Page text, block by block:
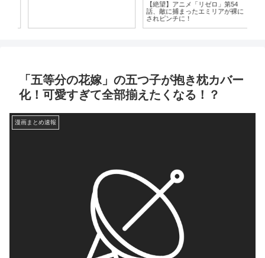
【絶望】アニメ「リゼロ」第54
話、敵に捕まったエミリアが裸に
されピンチに！
「五等分の花嫁」の五つ子が抱き枕カバー
化！可愛すぎて全部揃えたくなる！？
漫画まとめ速報